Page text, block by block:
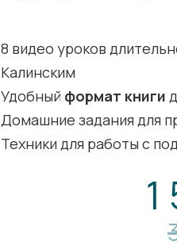
8 видео уроков
Калинским
Удобный формат книги
Домашние задания для
Техники для работы с